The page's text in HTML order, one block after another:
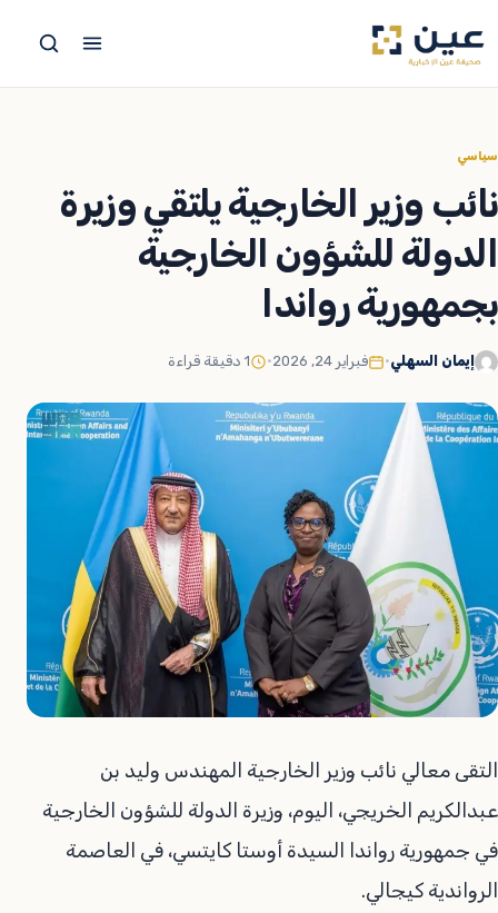
إلى
سياسي
نائب وزير الخارجية يلتقي وزيرة
الدولة للشؤون الخارجية
بجمهورية رواندا
إيمان السهلي• فبراير 24, 2026 • 1 دقيقة قراءة
التقى معالي نائب وزير الخارجية المهندس وليد بن
عبدالكريم الخريجي، اليوم، وزيرة الدولة للشؤون الخارجية
في جمهورية رواندا السيدة أوستا كايتسي، في العاصمة
الرواندية كيجالي.